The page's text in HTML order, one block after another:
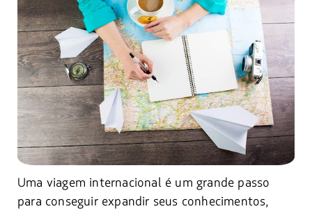
Uma viagem internacional é um grande passo
para conseguir expandir seus conhecimentos,